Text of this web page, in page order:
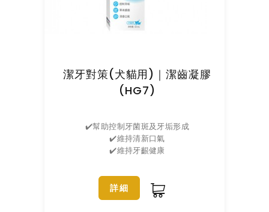
潔牙對策(犬貓用)｜潔齒凝膠
(HG7)
✔️幫助控制牙菌斑及牙垢形成
✔️維持清新口氣
✔️維持牙齦健康
詳細